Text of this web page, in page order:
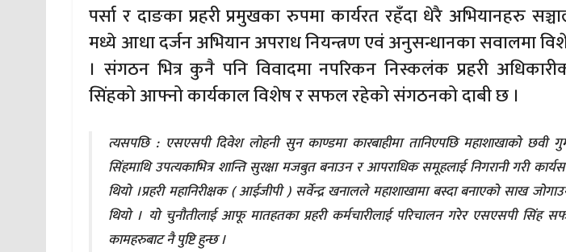
पर्सा र दाङका प्रहरी प्रमुखका रुपमा कार्यरत रहँदा धेरै अभियानहरु
मध्ये आधा दर्जन अभियान अपराध नियन्त्रण एवं अनुसन्धानका सवालमा
। संगठन भित्र कुनै पनि विवादमा नपरिकन निस्कलंक प्रहरी
सिंहको आफ्नो कार्यकाल विशेष र सफल रहेको संगठनको दाबी छ ।
त्यसपछि : एसएसपी दिवेश लोहनी सुन काण्डमा कारबाहीमा तानिएपछि महाशाखाको छवी
सिंहमाथि उपत्यकाभित्र शान्ति सुरक्षा मजबुत बनाउन र आपराधिक समूहलाई निगरानी गरी
थियो ।प्रहरी महानिरीक्षक ( आईजीपी ) सर्वेन्द्र खनालले महाशाखामा बस्दा बनाएको साख
थियो । यो चुनौतीलाई आफू मातहतका प्रहरी कर्मचारीलाई परिचालन गरेर एसएसपी
कामहरुबाट नै पुष्टि हुन्छ ।